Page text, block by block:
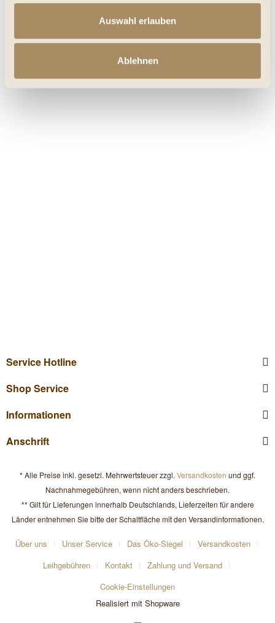
Auswahl erlauben
Ablehnen
Service Hotline
Shop Service
Informationen
Anschrift
* Alle Preise inkl. gesetzl. Mehrwertsteuer zzgl. Versandkosten und ggf.
Nachnahmegebühren, wenn nicht anders beschrieben.
** Gilt für Lieferungen innerhalb Deutschlands, Lieferzeiten für andere
Länder entnehmen Sie bitte der Schaltfläche mit den Versandinformationen.
Über uns Unser Service Das Öko-Siegel
Versandkosten
Leihgebühren
Kontakt
Zahlung und Versand
Cookie-Einstellungen
Realisiert mit Shopware